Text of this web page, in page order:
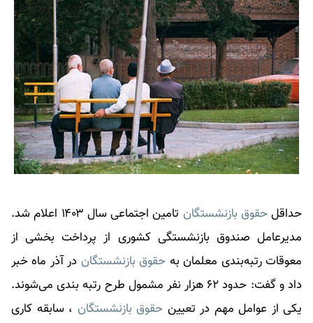
حداقلحقوق بازنشستگان
تامین اجتماعی سال ۱۴۰۳ اعلام شد.
مدیرعامل صندوق بازنشستگی کشوری از پرداخت بخشی از
معوقات رتبه‌بندی معلمان به حقوق بازنشستگان در آذر ماه خبر
داد و گفت: حدود ۶۲ هزار نفر مشمول طرح رتبه بندی می‌شوند.
یکی از عوامل مهم در تعیین حقوق بازنشستگان ، سابقه کاری